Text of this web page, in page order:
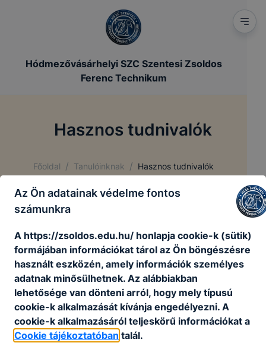
Hódmezővásárhelyi SZC Szentesi Zsoldos
Ferenc Technikum
Hasznos tudnivalók
Főoldal / Tanulóinknak / Hasznos tudnivalók
Pályaválasztási adatlap
CSMPSZ-PÁV-adatlap-Zsoldos.pdf
Letöltés
Az Ön adatainak védelme fontos
számunkra
A https://zsoldos.edu.hu/ honlapja cookie-k (sütik)
formájában információkat tárol az Ön böngészésre
használt eszközén, amely információk személyes
adatnak minősülhetnek. Az alábbiakban
lehetősége van dönteni arról, hogy mely típusú
cookie-k alkalmazását kívánja engedélyezni. A
cookie-k alkalmazásáról teljeskörű információkat a
Cookie tájékoztatóban talál.